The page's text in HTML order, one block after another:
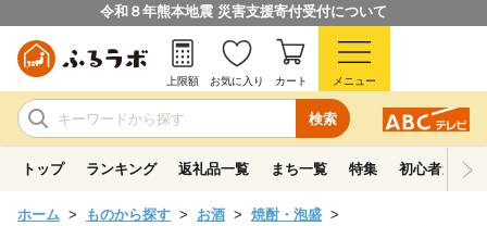
令和８年熊本地震 災害支援寄付受付について
検索
上限額 お気に入り カート メニュー
トップ ランキング 返礼品一覧 まち一覧 特集 初心者ガイド
ホーム ものから探す お酒
焼酎・泡盛